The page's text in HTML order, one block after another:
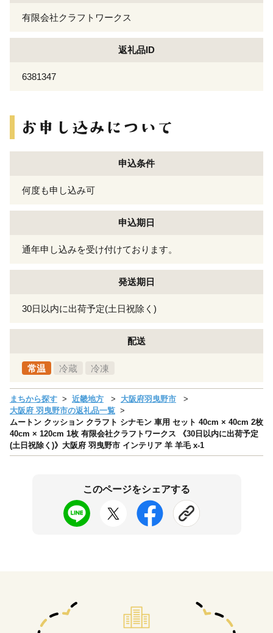
有限会社クラフトワークス
返礼品ID
6381347
申込条件
何度も申し込み可
申込期日
通年申し込みを受け付けております。
発送期日
30日以内に出荷予定(土日祝除く)
配送
常温 冷蔵 冷凍
まちから探す 近畿地方
大阪府羽曳野市
大阪府 羽曳野市の返礼品一覧
ムートン クッション クラフト シナモン 車用 セット 40cm × 40cm 2枚
40cm × 120cm 1枚 有限会社クラフトワークス 《30日以内に出荷予定
(土日祝除く)》大阪府 羽曳野市 インテリア 羊 羊毛 x-1
このページをシェアする